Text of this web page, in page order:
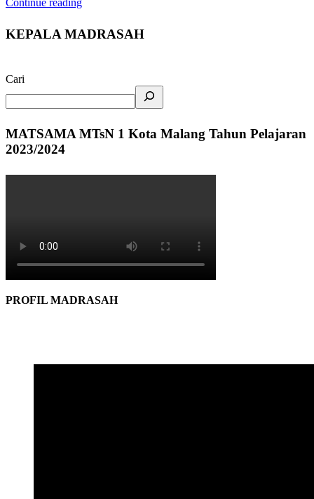
Continue reading
KEPALA MADRASAH
Cari
MATSAMA MTsN 1 Kota Malang Tahun Pelajaran
2023/2024
PROFIL MADRASAH